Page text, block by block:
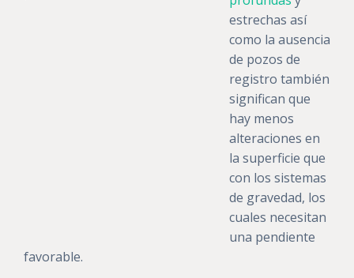
estrechas así
como la ausencia
de pozos de
registro también
significan que
hay menos
alteraciones en
la superficie que
con los sistemas
de gravedad, los
cuales necesitan
una pendiente
favorable.